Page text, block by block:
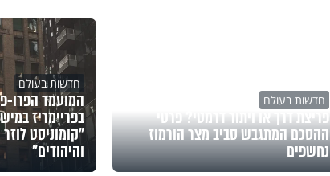
חדשות בעולם
פריצת דרך או ויתור דרמטי? פרטי
ההסכם המתגבש סביב מצר הורמוז
נחשפים
חדשות בעולם
המועמד הפרו-
בפריימריז
"קומוניסט
והיהודים"